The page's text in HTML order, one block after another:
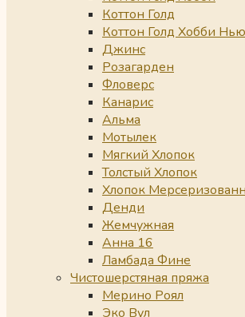
Коттон Голд
Коттон Голд Хобби Нью
Джинс
Розагарден
Фловерс
Канарис
Альма
Мотылек
Мягкий Хлопок
Толстый Хлопок
Хлопок
Денди
Жемчужная
Анна 16
Ламбада Фине
Чистошерстяная пряжа
Мерино Роял
Эко Вул